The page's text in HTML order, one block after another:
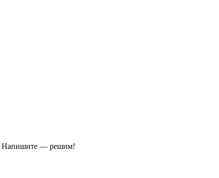
Напишите — решим!